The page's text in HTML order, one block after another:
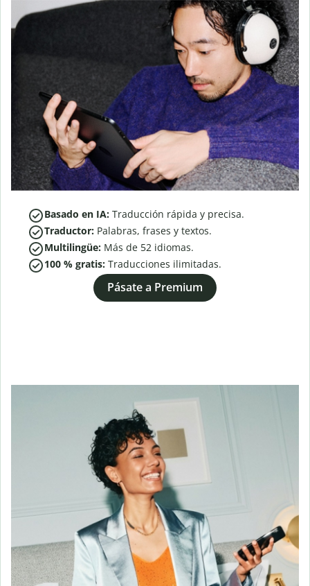
Basado en IA: Traducción rápida y precisa.
Traductor: Palabras, frases y textos.
Multilingüe: Más de 52 idiomas.
100 % gratis: Traducciones ilimitadas.
Pásate a Premium